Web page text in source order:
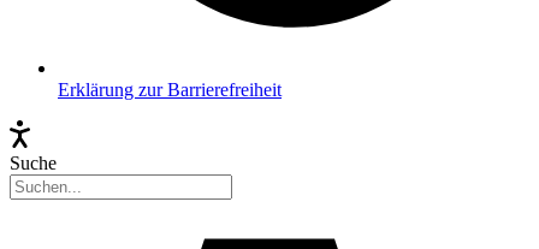
Erklärung zur Barrierefreiheit
Suche